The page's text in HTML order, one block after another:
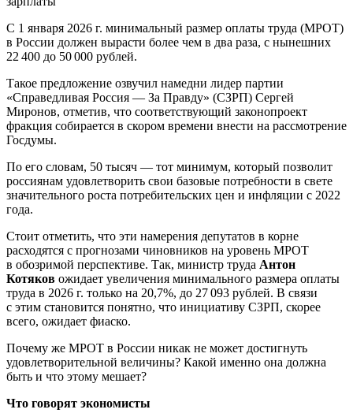
С 1 января 2026 г. минимальный размер оплаты труда (МРОТ)
в России должен вырасти более чем в два раза, с нынешних
22 400 до 50 000 рублей.
Такое предложение озвучил намедни лидер партии
«Справедливая Россия — За Правду» (СЗРП) Сергей
Миронов, отметив, что соответствующий законопроект
фракция собирается в скором времени внести на рассмотрение
Госдумы.
По его словам, 50 тысяч — тот минимум, который позволит
россиянам удовлетворить свои базовые потребности в свете
значительного роста потребительских цен и инфляции с 2022
года.
Стоит отметить, что эти намерения депутатов в корне
расходятся с прогнозами чиновников на уровень МРОТ
в обозримой перспективе. Так, министр труда Антон
Котяков ожидает увеличения минимального размера оплаты
труда в 2026 г. только на 20,7%, до 27 093 рублей. В связи
с этим становится понятно, что инициативу СЗРП, скорее
всего, ожидает фиаско.
Почему же МРОТ в России никак не может достигнуть
удовлетворительной величины? Какой именно она должна
быть и что этому мешает?
Что говорят экономисты